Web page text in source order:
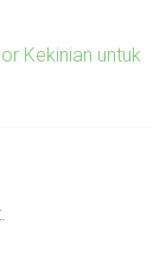
Kekinian untuk